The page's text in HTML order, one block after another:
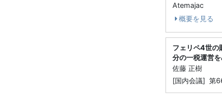
Atemajac
概要を見る
フェリペ4世の
分の一税運営
佐藤 正樹
[国内会議] 第